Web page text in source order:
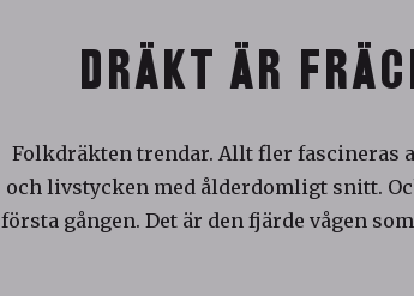
DRÄKT ÄR
Folkdräkten trendar. Allt fler fascineras
och livstycken med ålderdomligt snitt.
första gången. Det är den fjärde vågen